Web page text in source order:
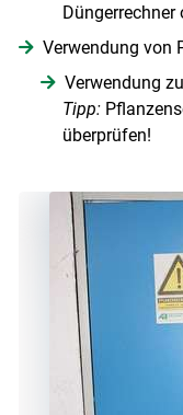
Düngerrechner
Verwendung von
Verwendung
Tipp:
überprüfen!